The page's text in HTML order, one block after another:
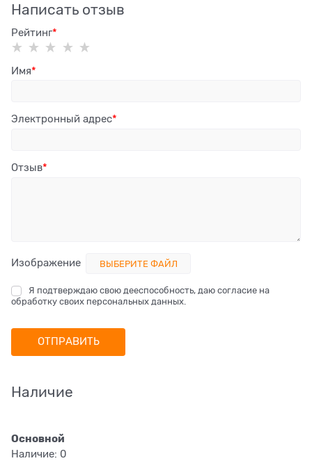
Написать отзыв
Рейтинг
Имя
Электронный адрес
Отзыв
Изображение ВЫБЕРИТЕ ФАЙЛ
Я подтверждаю свою дееспособность, даю согласие на
обработку своих персональных данных.
Наличие
Основной
Наличие: 0